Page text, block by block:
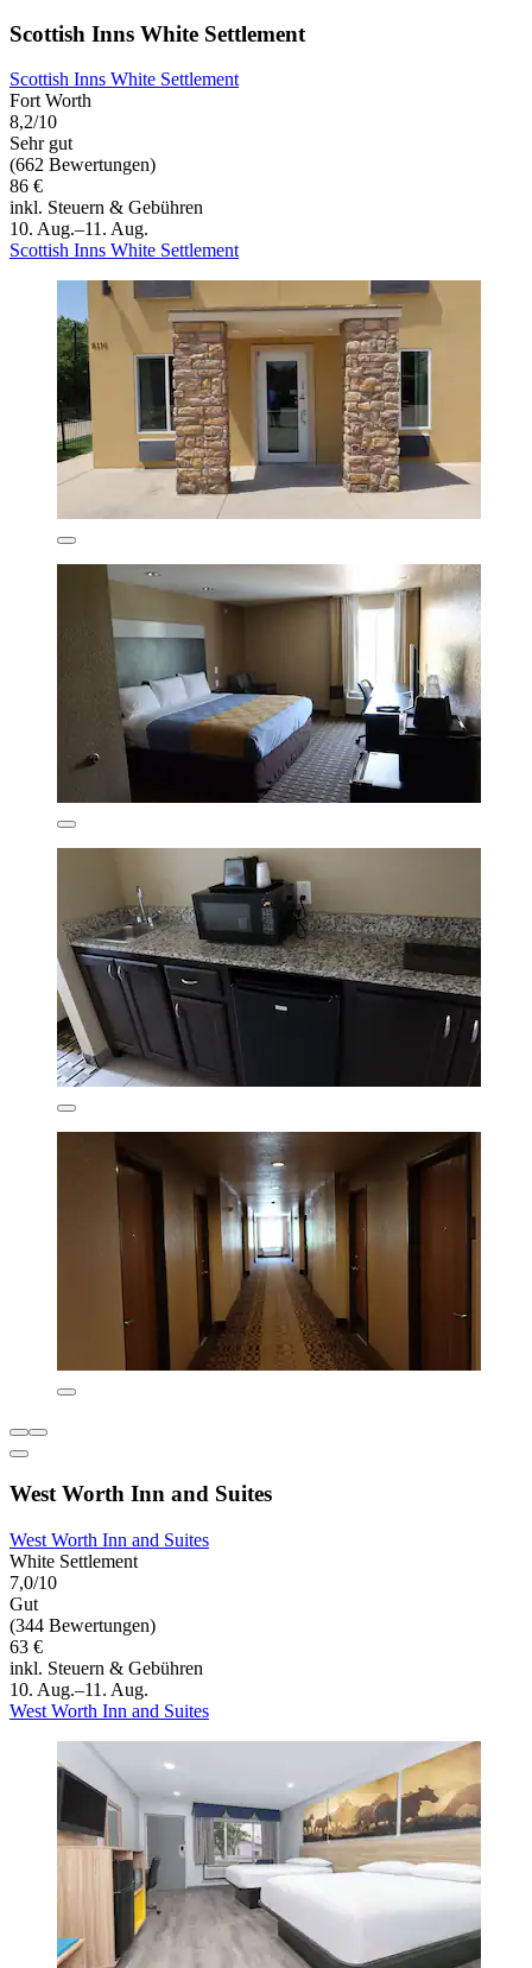
Scottish Inns White Settlement
Scottish Inns White Settlement
Fort Worth
8,2/10
Sehr gut
(662 Bewertungen)
86 €
inkl. Steuern & Gebühren
10. Aug.–11. Aug.
Scottish Inns White Settlement
West Worth Inn and Suites
West Worth Inn and Suites
White Settlement
7,0/10
Gut
(344 Bewertungen)
63 €
inkl. Steuern & Gebühren
10. Aug.–11. Aug.
West Worth Inn and Suites